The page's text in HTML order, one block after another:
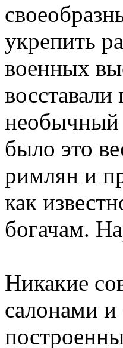
укрепить
военных
необычный
было это
римлян и
как
богачам.
Никакие
салонами и